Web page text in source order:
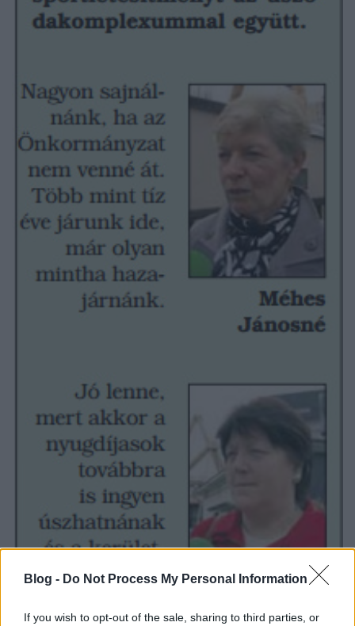
Blog - Do Not Process My Personal Information
If you wish to opt-out of the sale, sharing to third parties, or